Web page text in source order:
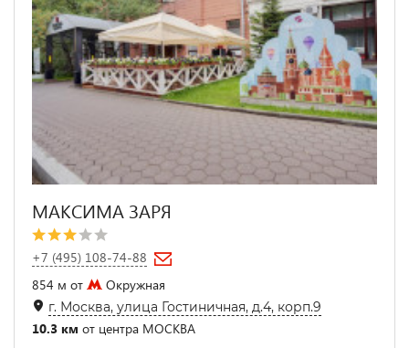
МАКСИМА ЗАРЯ
+7 (495) 108-74-88
854 м от
Окружная
г. Москва, улица Гостиничная, д.4, корп.9
10.3 км от центра МОСКВА